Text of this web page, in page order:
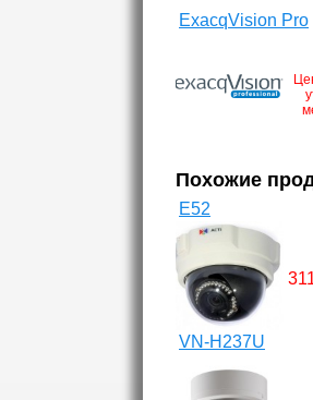
ExacqVision Pro
Похожие
E52
VN-H237U